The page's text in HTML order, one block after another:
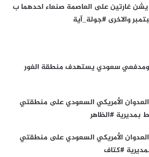
يشن غارتين على العاصمة صنعاء احدهما ب
سعودي يستهدف منطقة الغور
العدوان الأمريكي السعودي على منطقتي
بمديرية #الظاهر
العدوان الأمريكي السعودي على منطقتي
#كتاف